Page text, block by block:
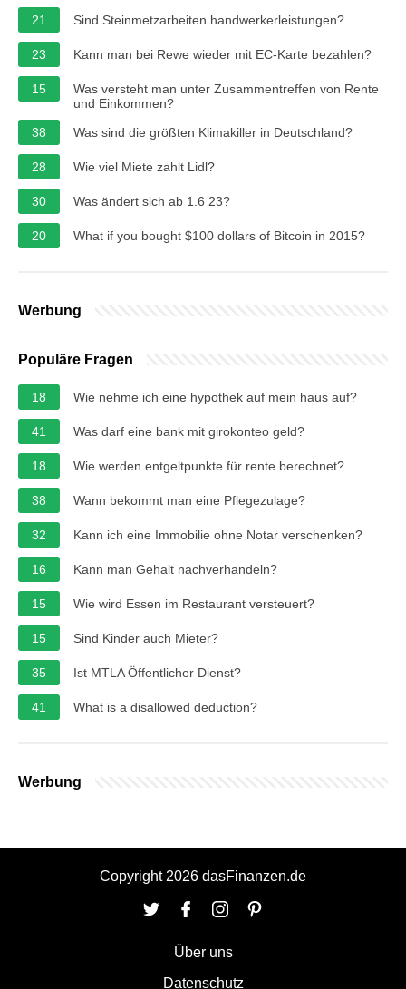
21 Sind Steinmetzarbeiten handwerkerleistungen?
23 Kann man bei Rewe wieder mit EC-Karte bezahlen?
15
Was versteht man unter Zusammentreffen von Rente
und Einkommen?
38
Was sind die größten Klimakiller in Deutschland?
28 Wie viel Miete zahlt Lidl?
30 Was ändert sich ab 1.6 23?
20 What if you bought $100 dollars of Bitcoin in 2015?
Werbung
Populäre Fragen
18 Wie nehme ich eine hypothek auf mein haus auf?
41 Was darf eine bank mit girokonteo geld?
18 Wie werden entgeltpunkte für rente berechnet?
38 Wann bekommt man eine Pflegezulage?
32 Kann ich eine Immobilie ohne Notar verschenken?
16 Kann man Gehalt nachverhandeln?
15 Wie wird Essen im Restaurant versteuert?
15 Sind Kinder auch Mieter?
35 Ist MTLA Öffentlicher Dienst?
41 What is a disallowed deduction?
Werbung
Copyright 2026 dasFinanzen.de
Über uns
Datenschutz